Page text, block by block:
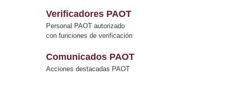
Verificadores PAOT
Personal PAOT autorizado
con funciones de verificación
Comunicados PAOT
Acciones destacadas PAOT